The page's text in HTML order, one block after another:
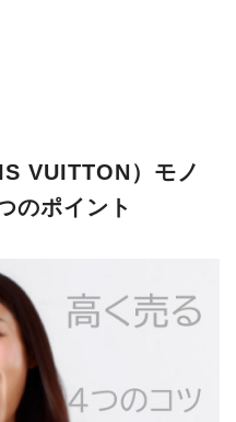
VUITTON）モノ
のポイント